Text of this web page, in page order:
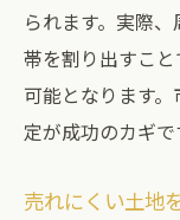
られます。実際
帯を割り出すこ
可能となります
定が成功のカギで
売れにくい土地